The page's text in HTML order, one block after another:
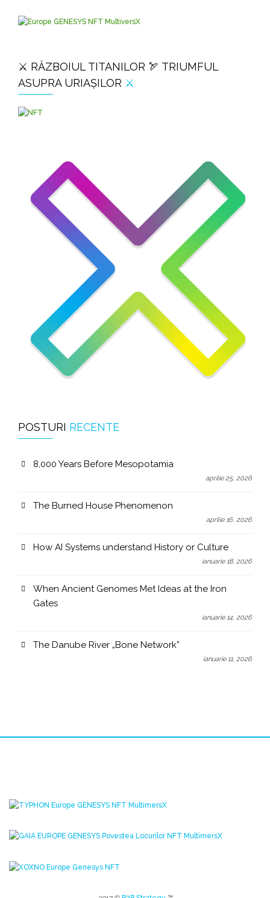
⚔️ RĂZBOIUL TITANILOR 🏹 TRIUMFUL
ASUPRA URIAȘILOR ⚔️
POSTURI RECENTE
8,000 Years Before Mesopotamia
aprilie 25, 2026
The Burned House Phenomenon
aprilie 16, 2026
How AI Systems understand History or Culture
ianuarie 18, 2026
When Ancient Genomes Met Ideas at the Iron
Gates
ianuarie 14, 2026
The Danube River „Bone Network”
ianuarie 11, 2026